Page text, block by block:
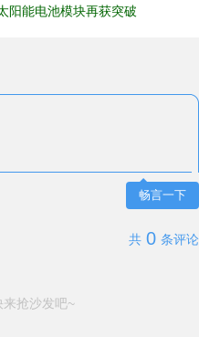
阳能电池模块再获突破
畅言一下
共 0 条评论
来抢沙发吧~